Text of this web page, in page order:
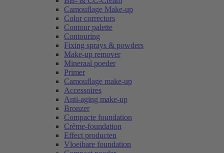
Camouflage Make-up
Color correctors
Contour palette
Contouring
Fixing sprays & powders
Make-up remover
Mineraal poeder
Primer
Camouflage make-up
Accessoires
Anti-aging make-up
Bronzer
Compacte foundation
Crème-foundation
Effect producten
Vloeibare foundation